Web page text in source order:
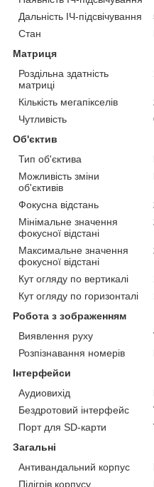
Дальність ІЧ-підсвічування
Стан
Матриця
Роздільна здатність
матриці
Кількість мегапікселів
Чутливість
Об'єктив
Тип об'єктива
Можливість зміни
об'єктивів
Фокусна відстань
Мінімальне значення
фокусної відстані
Максимальне значення
фокусної відстані
Кут огляду по вертикалі
Кут огляду по горизонталі
Робота з зображенням
Виявлення руху
Розпізнавання номерів
Інтерфейси
Аудиовихід
Бездротовий інтерфейс
Порт для SD-карти
Загальні
Антивандальний корпус
Підігрів корпусу